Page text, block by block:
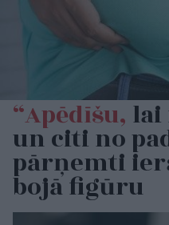
“Apēdīšu, lai
un citi no
pārņemti
bojā figūru